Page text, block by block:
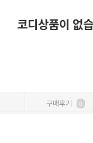
코디상품이 없
구매후기 0